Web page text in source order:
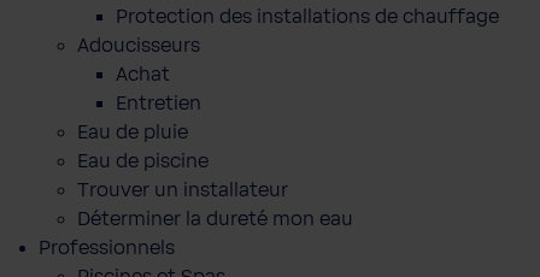
Protection des installations de chauffage
Adoucisseurs
Achat
Entretien
Eau de pluie
Eau de piscine
Trouver un installateur
Déterminer la dureté mon eau
Professionnels